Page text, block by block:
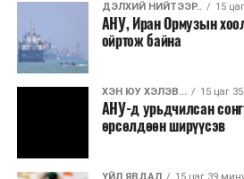
ДЭЛХИЙ НИЙТЭЭР.. 15
АНУ, Иран Ормузын
ойртож байна
ХЭН ЮУ ХЭЛЭВ... 15 цаг
АНУ-д урьдчилсан
өрсөлдөөн ширүүсэв